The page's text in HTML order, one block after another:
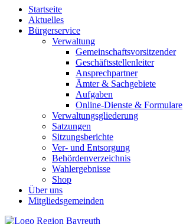
Startseite
Aktuelles
Bürgerservice
Verwaltung
Gemeinschaftsvorsitzender
Geschäftsstellenleiter
Ansprechpartner
Ämter & Sachgebiete
Aufgaben
Online-Dienste & Formulare
Verwaltungsgliederung
Satzungen
Sitzungsberichte
Ver- und Entsorgung
Behördenverzeichnis
Wahlergebnisse
Shop
Über uns
Mitgliedsgemeinden